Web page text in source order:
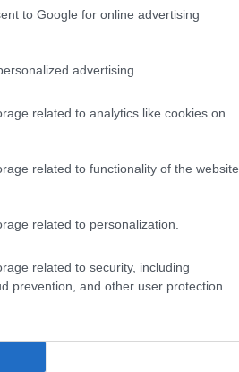
to Google for online advertising
advertising.
related to analytics like cookies on
related to functionality of the website
related to personalization.
related to security, including
prevention, and other user protection.
e la vista panoramica
un viaggio attraverso
Una delle
viste spettacolari sul
in compagnia